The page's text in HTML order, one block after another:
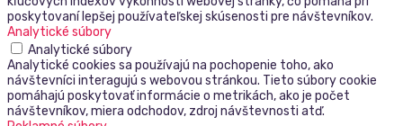
poskytovaní lepšej používateľskej skúsenosti pre návštevníkov.
Analytické súbory
Analytické súbory
Analytické cookies sa používajú na pochopenie toho, ako
návštevníci interagujú s webovou stránkou. Tieto súbory cookie
pomáhajú poskytovať informácie o metrikách, ako je počet
návštevníkov, miera odchodov, zdroj návštevnosti atď.